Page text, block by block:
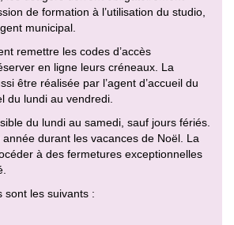
de formation à l’utilisation du studio,
municipal.
remettre les codes d’accès
en ligne leurs créneaux. La
être réalisée par l’agent d’accueil du
du lundi au vendredi.
du lundi au samedi, sauf jours fériés.
durant les vacances de Noël. La
à des fermetures exceptionnelles
sont les suivants :